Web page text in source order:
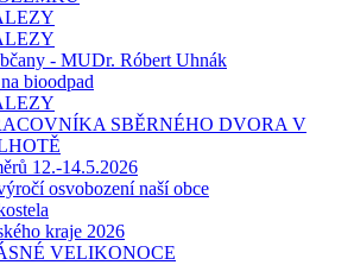
- MUDr. Róbert Uhnák
bioodpad
SBĚRNÉHO DVORA V
12.-14.5.2026
osvobození naší obce
kraje 2026
VELIKONOCE